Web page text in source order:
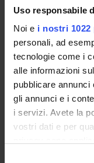
Uso responsabile
Noi e i nostri 1022
personali, ad
tecnologie come i
alle informazioni
pubblicare
gli annunci e i
i servizi. Avete la
vostri dati e per
Teaching
PUBBLICAZIONI
TITOLO
Définir les
La terminologie